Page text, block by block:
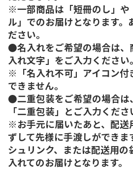
※一部商品は「短冊のし」や
ル」でのお届けとなります。
ださい。
●名入れをご希望の場合は、
入れ文字」をご入力ください。
※「名入れ不可」アイコン付
できません。
●二重包装をご希望の場合は
「二重包装」とご入力くださ
※お手元に届いたあと、配送
ずして先様に手渡しができま
シュリンク、または配送用
入れてのお届けとなります。